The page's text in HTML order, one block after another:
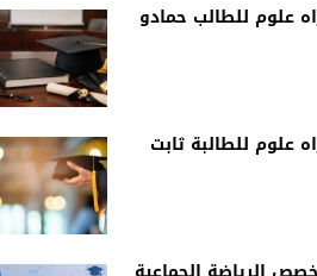
علوم للطالب حمادو
علوم للطالبة ثابت